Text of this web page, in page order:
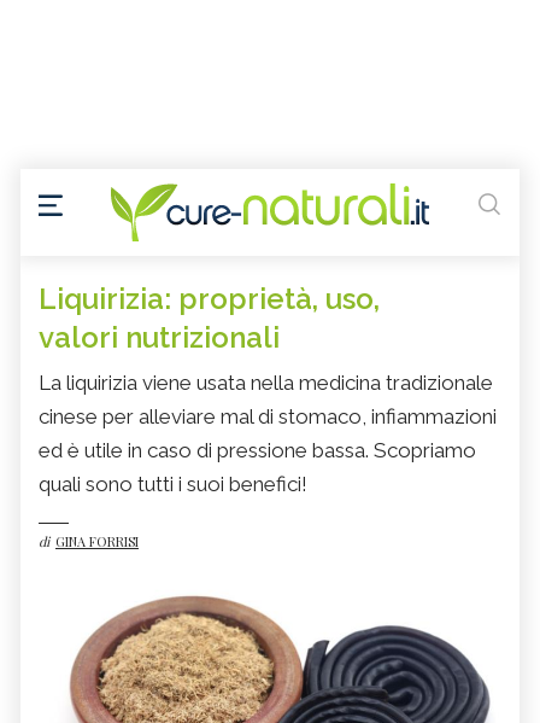
Liquirizia: proprietà, uso,
valori nutrizionali
La liquirizia viene usata nella medicina tradizionale
cinese per alleviare mal di stomaco, infiammazioni
ed è utile in caso di pressione bassa. Scopriamo
quali sono tutti i suoi benefici!
di GINA FORRISI